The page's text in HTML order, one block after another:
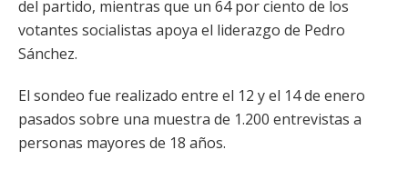
del partido, mientras que un 64 por ciento de los
votantes socialistas apoya el liderazgo de Pedro
Sánchez.
El sondeo fue realizado entre el 12 y el 14 de enero
pasados sobre una muestra de 1.200 entrevistas a
personas mayores de 18 años.